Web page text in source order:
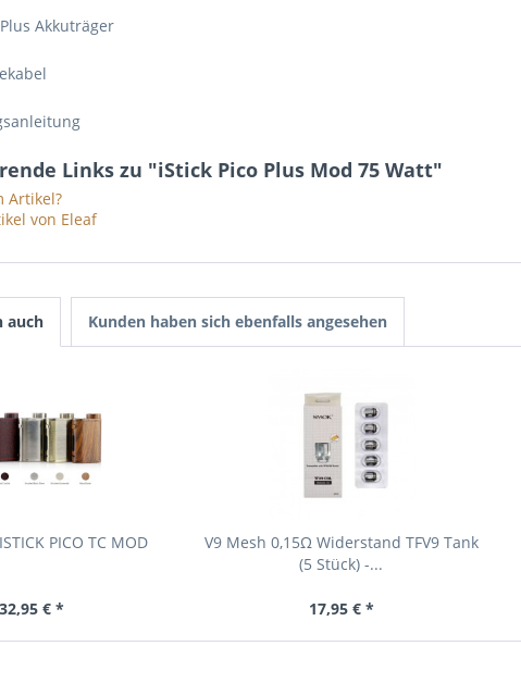
Akkuträger
Links zu "iStick Pico Plus Mod 75 Watt"
Artikel?
von Eleaf
auch Kunden haben sich ebenfalls angesehen
PICO TC MOD
32,95 € *
V9 Mesh 0,15Ω Widerstand TFV9 Tank
(5 Stück) -...
17,95 € *